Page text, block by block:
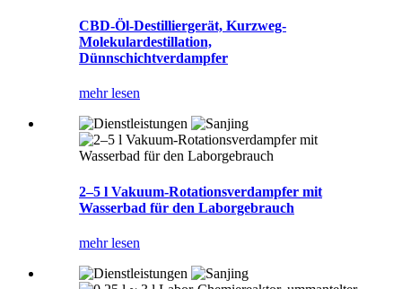
CBD-Öl-Destilliergerät, Kurzweg-
Molekulardestillation,
Dünnschichtverdampfer
mehr lesen
2–5 l Vakuum-Rotationsverdampfer mit
Wasserbad für den Laborgebrauch
mehr lesen